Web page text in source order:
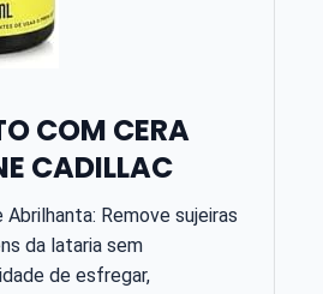
COM CERA
CADILLAC
Abrilhanta: Remove sujeiras
da lataria sem
de esfregar,